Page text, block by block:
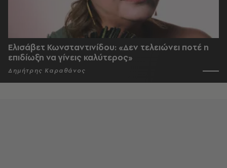
Ελισάβετ Κωνσταντινίδου: «Δεν τελειώνει ποτέ η
επιδίωξη να γίνεις καλύτερος»
Δημήτρης Καραθάνος